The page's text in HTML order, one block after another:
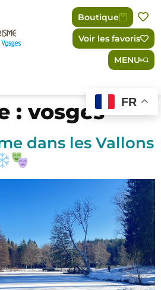
Boutique
Voir les favoris
MENU
FR
:vosges
dans les Vallons